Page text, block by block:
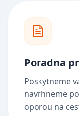
Poradna
Poskytneme
navrhneme
oporou na